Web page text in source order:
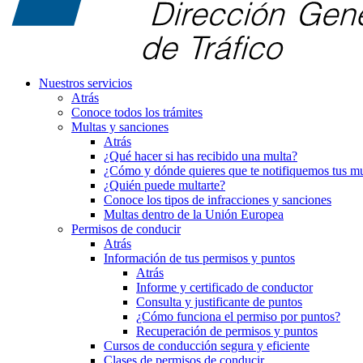
Nuestros servicios
Atrás
Conoce todos los trámites
Multas y sanciones
Atrás
¿Qué hacer si has recibido una multa?
¿Cómo y dónde quieres que te notifiquemos tus
¿Quién puede multarte?
Conoce los tipos de infracciones y sanciones
Multas dentro de la Unión Europea
Permisos de conducir
Atrás
Información de tus permisos y puntos
Atrás
Informe y certificado de conductor
Consulta y justificante de puntos
¿Cómo funciona el permiso por puntos?
Recuperación de permisos y puntos
Cursos de conducción segura y eficiente